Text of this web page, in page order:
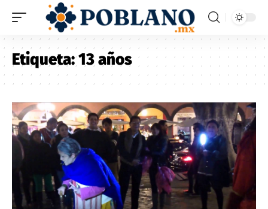
Etiqueta:13 años